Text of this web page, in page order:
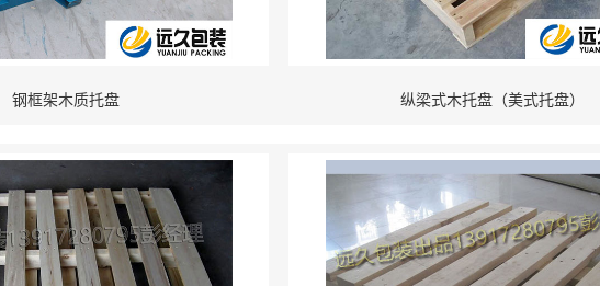
钢框架木质托盘 纵梁式木托盘（美式托盘）